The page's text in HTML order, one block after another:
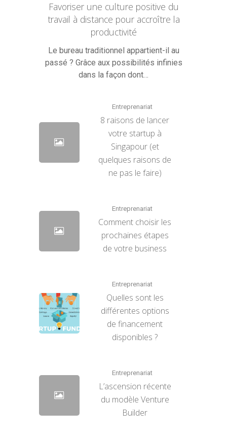
Favoriser une culture positive du
travail à distance pour accroître la
productivité
Le bureau traditionnel appartient-il au
passé ? Grâce aux possibilités infinies
dans la façon dont…
Entreprenariat
8 raisons de lancer
votre startup à
Singapour (et
quelques raisons de
ne pas le faire)
Entreprenariat
Comment choisir les
prochaines étapes
de votre business
Entreprenariat
Quelles sont les
différentes options
de financement
disponibles ?
Entreprenariat
L’ascension récente
du modèle Venture
Builder